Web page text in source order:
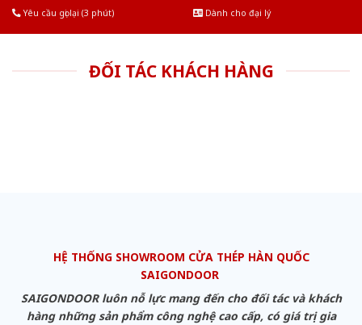
Yêu cầu gọi lại (3 phút)
Dành cho đại lý
ĐỐI TÁC KHÁCH HÀNG
HỆ THỐNG SHOWROOM CỬA THÉP HÀN QUỐC
SAIGONDOOR
SAIGONDOOR luôn nỗ lực mang đến cho đối tác và khách
hàng những sản phẩm công nghệ cao cấp, có giá trị gia